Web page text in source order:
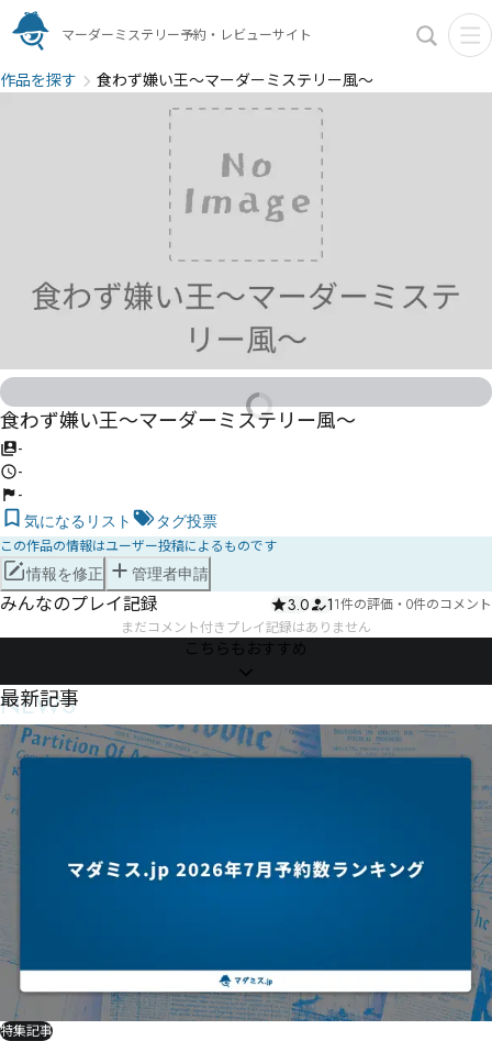
マーダーミステリー予約・レビューサイト
作品を探す 食わず嫌い王〜マーダーミステリー風〜
食わず嫌い王〜マーダーミステリー風〜
-
-
-
気になるリスト タグ投票
この作品の情報はユーザー投稿によるものです
情報を修正 管理者申請
みんなのプレイ記録 3.0 11件の評価 ・ 0件のコメント
まだコメント付きプレイ記録はありません
こちらもおすすめ
NEWS
最新記事
特集記事